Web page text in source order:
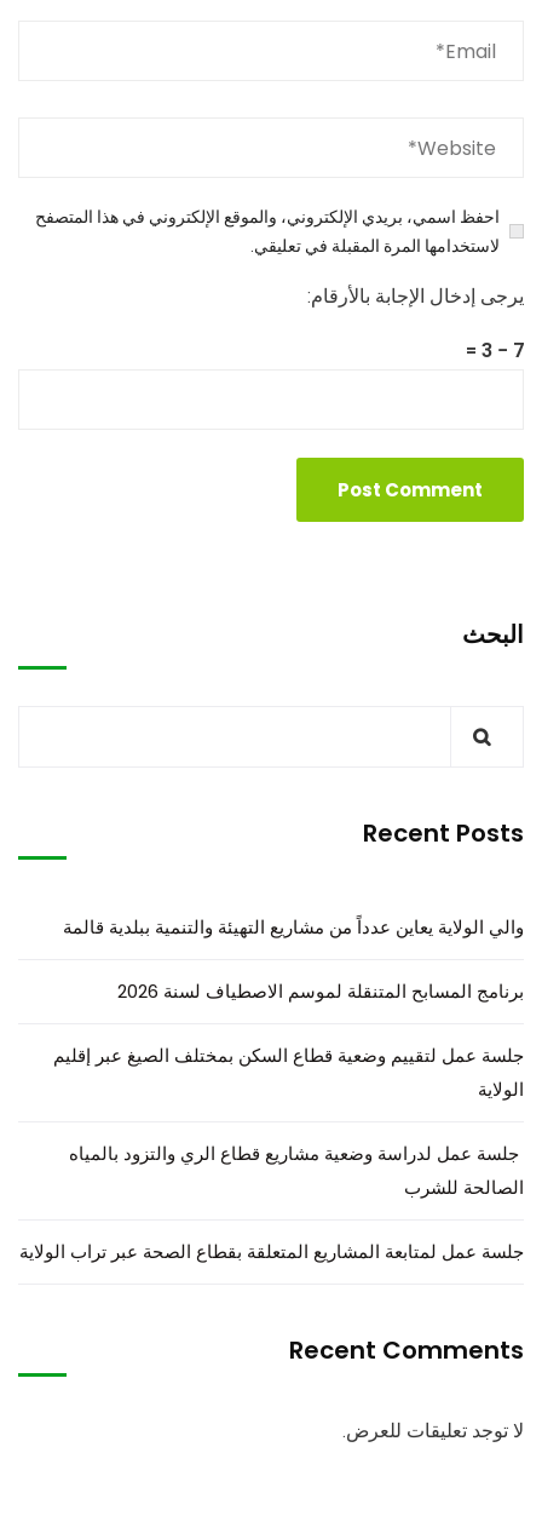
احفظ اسمي، بريدي الإلكتروني، والموقع الإلكتروني في هذا المتصفح
لاستخدامها المرة المقبلة في تعليقي.
يرجى إدخال الإجابة بالأرقام:
7 − 3 =
البحث
Recent Posts
والي الولاية يعاين عدداً من مشاريع التهيئة والتنمية ببلدية قالمة
برنامج المسابح المتنقلة لموسم الاصطياف لسنة 2026
جلسة عمل لتقييم وضعية قطاع السكن بمختلف الصيغ عبر إقليم
الولاية
جلسة عمل لدراسة وضعية مشاريع قطاع الري والتزود بالمياه
الصالحة للشرب
جلسة عمل لمتابعة المشاريع المتعلقة بقطاع الصحة عبر تراب الولاية
Recent Comments
لا توجد تعليقات للعرض.